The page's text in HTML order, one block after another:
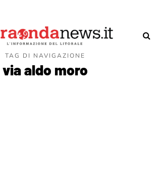
TAG DI NAVIGAZIONE
via aldo moro